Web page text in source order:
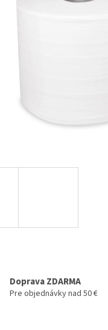
Doprava ZDARMA
Pre objednávky nad 50 €